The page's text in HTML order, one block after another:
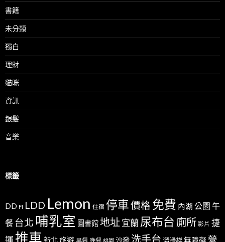
書籍
未分類
獨白
理財
貓咪
資訊
銀髮
音樂
標籤
DD FI LDD Lemon 住宿 停車價格 免費 內湖 公園 午
餐 台北 哺乳室 圖書館地址宜蘭尿布台 廁所 影片 捷
運 推車 新北旅遊 早餐 晚餐 桃園 沙發 洗手台 溜滑梯無障礙 營